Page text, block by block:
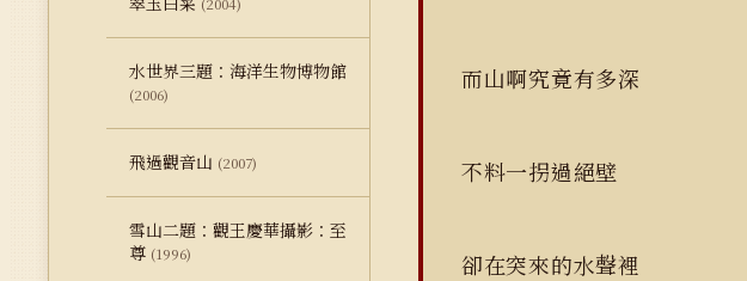
水世界三題：海洋生物博物館
(2006)
飛過觀音山 (2007)
雪山二題：觀王慶華攝影：至
尊 (1996)
而山啊究竟有多深
不料一拐過絕壁
卻在突來的水聲裡